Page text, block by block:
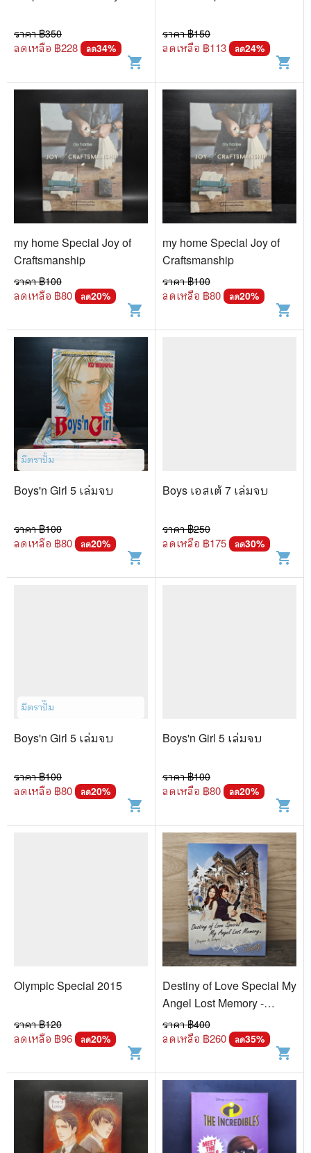
ราคา ฿350
ลดเหลือ ฿228 ลด34%
shopping_cart
ราคา ฿150
ลดเหลือ ฿113 ลด24%
shopping_cart
my home Special Joy of
Craftsmanship
ราคา ฿100
ลดเหลือ ฿80 ลด20%
shopping_cart
my home Special Joy of
Craftsmanship
ราคา ฿100
ลดเหลือ ฿80 ลด20%
shopping_cart
มีตราปั้ม
Boys'n Girl 5 เล่มจบ
ราคา ฿100
ลดเหลือ ฿80 ลด20%
shopping_cart
Boys เอสเต้ 7 เล่มจบ
ราคา ฿250
ลดเหลือ ฿175 ลด30%
shopping_cart
มีตราปั๊ม
Boys'n Girl 5 เล่มจบ
ราคา ฿100
ลดเหลือ ฿80 ลด20%
shopping_cart
Boys'n Girl 5 เล่มจบ
ราคา ฿100
ลดเหลือ ฿80 ลด20%
shopping_cart
Olympic Special 2015
ราคา ฿120
ลดเหลือ ฿96 ลด20%
shopping_cart
Destiny of Love Special My
Angel Lost Memory -
Angleys
ราคา ฿400
ลดเหลือ ฿260 ลด35%
shopping_cart